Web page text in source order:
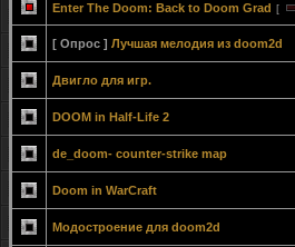
Enter The Doom: Back to Doom Grad [
[ Опрос ] Лучшая мелодия из doom2d
Двигло для игр.
DOOM in Half-Life 2
de_doom- counter-strike map
Doom in WarCraft
Модостроение для doom2d